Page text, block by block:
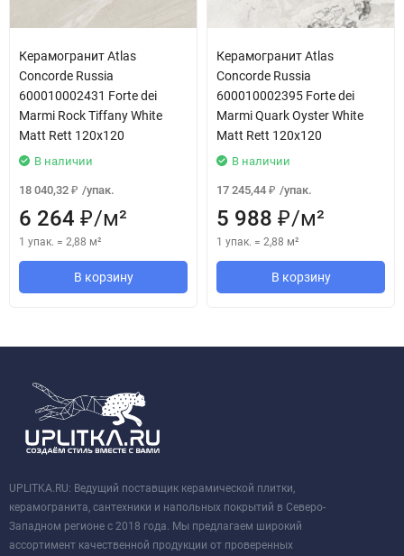
Керамогранит Atlas
Concorde Russia
600010002431 Forte dei
Marmi Rock Tiffany White
Matt Rett 120x120
В наличии
18 040,32 ₽ /упак.
6 264 ₽/м²
1 упак. = 2,88 м²
В корзину
Керамогранит Atlas
Concorde Russia
600010002395 Forte dei
Marmi Quark Oyster White
Matt Rett 120x120
В наличии
17 245,44 ₽ /упак.
5 988 ₽/м²
1 упак. = 2,88 м²
В корзину
UPLITKA.RU: Ведущий поставщик керамической плитки,
керамогранита, сантехники и напольных покрытий в Северо-
Западном регионе с 2018 года. Мы предлагаем широкий
ассортимент качественной продукции от проверенных